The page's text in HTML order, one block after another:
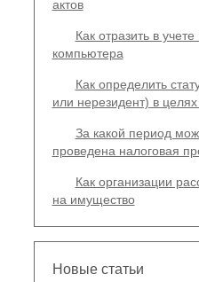
актов
Как отразить в
компьютера
Как определить
или нерезидент) в
За какой период
проведена налоговая
Как организации
на имущество
Новые статьи